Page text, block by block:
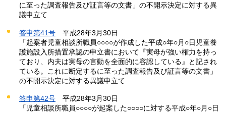
に至った調査報告及び証言等の文書」の不開示決定に対する異
議申立て
答申第41号 平成28年3月30日
「起案者児童相談所職員○○○○が作成した平成○年○月○日児童養
護施設入所措置承認の申立書において『実母が強い権力を持っ
ており、内夫は実母の言動を全面的に容認している』と記され
ている。これに断定するに至った調査報告及び証言等の文書」
の不開示決定に対する異議申立て
答申第42号 平成28年3月30日
「児童相談所職員○○○○が起案した○○○○に対する平成○年○月○日